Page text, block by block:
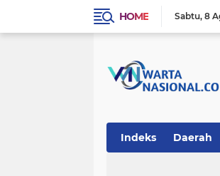
HOME Sabtu 8
Indeks Daerah